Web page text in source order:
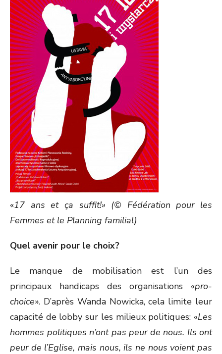
«17 ans et ça suffit!» (© Fédération pour les
Femmes et le Planning familial)
Quel avenir pour le choix?
Le manque de mobilisation est l’un des
principaux handicaps des organisations «pro-
choice». D’après Wanda Nowicka, cela limite leur
capacité de lobby sur les milieux politiques: «Les
hommes politiques n’ont pas peur de nous. Ils ont
peur de l’Eglise, mais nous, ils ne nous voient pas